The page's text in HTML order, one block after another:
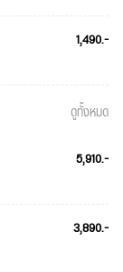
1,490.-
ดูทั้งหมด
5,910.-
3,890.-